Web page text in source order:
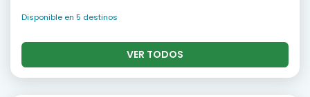
Disponible en 5 destinos
VER TODOS